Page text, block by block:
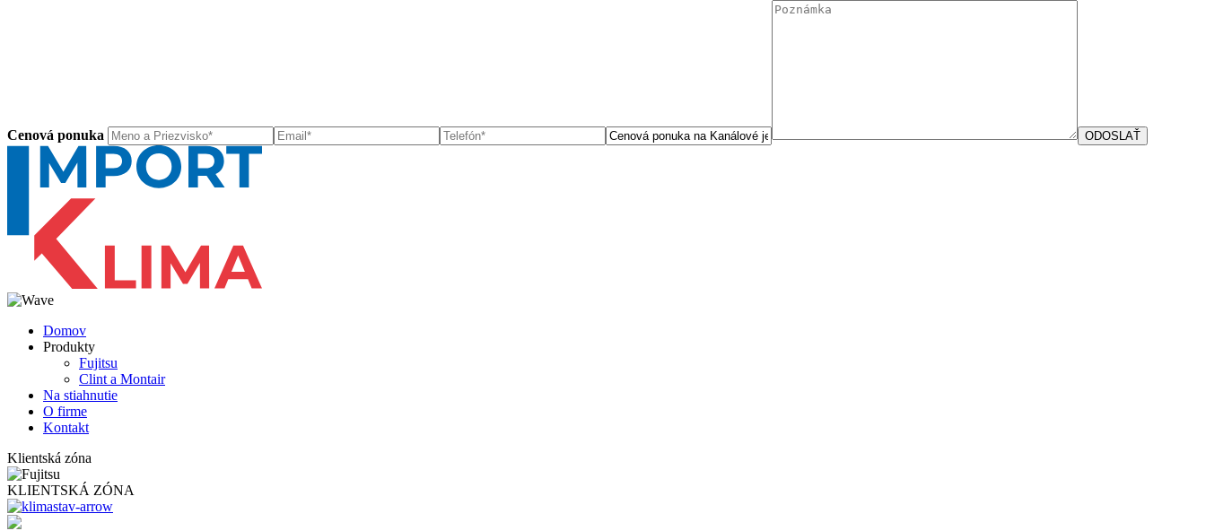
Cenová ponuka
Domov
Produkty
Fujitsu
Clint a Montair
Na stiahnutie
O firme
Kontakt
Klientská zóna
KLIENTSKÁ ZÓNA